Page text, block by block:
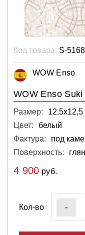
Код товара: S-
WOW Enso
WOW Enso
Размер:
12,5х12,5
Цвет:
белый
Фактура:
под
Поверхность:
4 900 руб.
Кол-во -